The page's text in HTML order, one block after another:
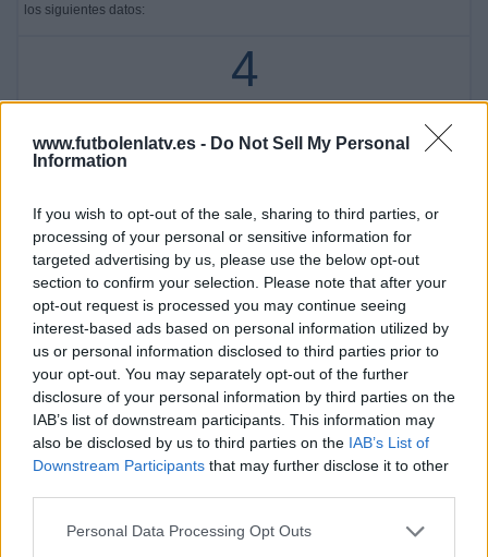
www.futbolenlatv.es - Do Not Sell My Personal
Information
If you wish to opt-out of the sale, sharing to third parties, or
processing of your personal or sensitive information for
targeted advertising by us, please use the below opt-out
section to confirm your selection. Please note that after your
opt-out request is processed you may continue seeing
interest-based ads based on personal information utilized by
us or personal information disclosed to third parties prior to
your opt-out. You may separately opt-out of the further
disclosure of your personal information by third parties on the
IAB’s list of downstream participants. This information may
also be disclosed by us to third parties on the IAB’s List of
Downstream Participants that may further disclose it to other
Personal Data Processing Opt Outs
los siguientes datos:
4
PARTIDOS TELEVISADOS
4 partidos en abierto
0%
ÚLTIMO PARTIDO EN ABIERTO
Real Madrid Academy - Odelot Toletum
14/12/2019 Campeonato Prebenjamin por Real Madrid TV
RANKING POR CANALES
Real Madrid TV 4 (100%)
Ver ranking completo
2429
0